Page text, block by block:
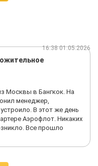
16:38 01.05.2026
Москвы в Бангкок. На
менеджер,
В этот же день
Аэрофлот. Никаких
Все прошло